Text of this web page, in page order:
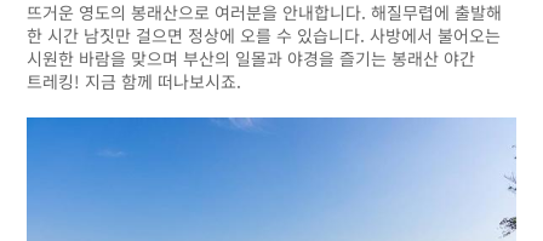
뜨거운 영도의 봉래산으로 여러분을 안내합니다. 해질무렵에 출발해
한 시간 남짓만 걸으면 정상에 오를 수 있습니다. 사방에서 불어오는
시원한 바람을 맞으며 부산의 일몰과 야경을 즐기는 봉래산 야간
트레킹! 지금 함께 떠나보시죠.